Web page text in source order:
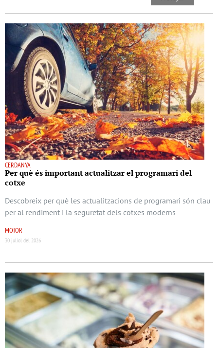
CERDANYA
Per què és important actualitzar el programari del
cotxe
Descobreix per què les actualitzacions de programari són clau
per al rendiment i la seguretat dels cotxes moderns
MOTOR
30 juliol del 2026